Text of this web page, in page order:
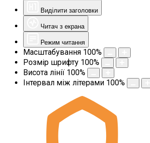
Виділити заголовки
Читач з екрана
Режим читання
Масштабування 100%
Розмір шрифту 100%
Висота лінії 100%
Інтервал між літерами 100%